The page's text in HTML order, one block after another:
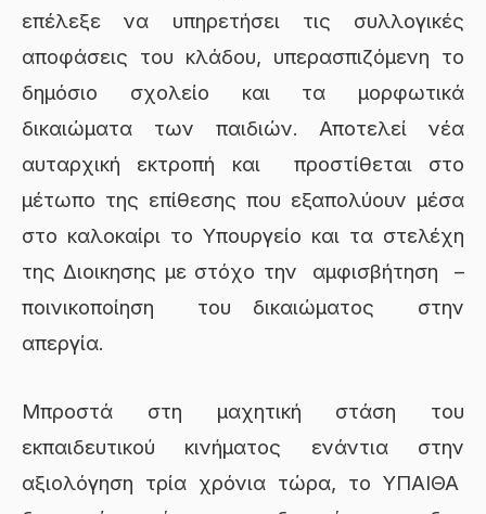
επέλεξε να υπηρετήσει τις συλλογικές
αποφάσεις του κλάδου, υπερασπιζόμενη το
δημόσιο σχολείο και τα μορφωτικά
δικαιώματα των παιδιών. Αποτελεί νέα
αυταρχική εκτροπή και προστίθεται στο
μέτωπο της επίθεσης που εξαπολύουν μέσα
στο καλοκαίρι το Υπουργείο και τα στελέχη
της Διοικησης με στόχο την αμφισβήτηση –
ποινικοποίηση του δικαιώματος στην
απεργία.
Μπροστά στη μαχητική στάση του
εκπαιδευτικού κινήματος ενάντια στην
αξιολόγηση τρία χρόνια τώρα, το ΥΠΑΙΘΑ